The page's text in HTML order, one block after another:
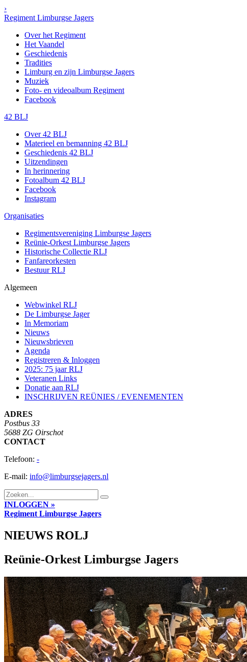
›
Regiment Limburgse Jagers
Over het Regiment
Het Vaandel
Geschiedenis
Tradities
Limburg en zijn Limburgse Jagers
Muziek
Foto- en videoalbum Regiment
Facebook
42 BLJ
Over 42 BLJ
Materieel en bemanning 42 BLJ
Geschiedenis 42 BLJ
Uitzendingen
In herinnering
Fotoalbum 42 BLJ
Facebook
Instagram
Organisaties
Regimentsvereniging Limburgse Jagers
Reünie-Orkest Limburgse Jagers
Historische Collectie RLJ
Fanfareorkesten
Bestuur RLJ
Algemeen
Webwinkel RLJ
De Limburgse Jager
In Memoriam
Nieuws
Nieuwsbrieven
Agenda
Registreren & Inloggen
2025: 75 jaar RLJ
Veteranen Links
Donatie aan RLJ
INSCHRIJVEN REÜNIES / EVENEMENTEN
ADRES
Postbus 33
5688 ZG Oirschot
CONTACT
Telefoon: -
E-mail: info@limburgsejagers.nl
INLOGGEN »
Regiment Limburgse Jagers
NIEUWS ROLJ
Reünie-Orkest Limburgse Jagers